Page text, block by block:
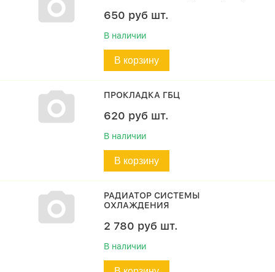
650 руб шт.
В наличии
В корзину
ПРОКЛАДКА ГБЦ
620 руб шт.
В наличии
В корзину
РАДИАТОР СИСТЕМЫ
ОХЛАЖДЕНИЯ
2 780 руб шт.
В наличии